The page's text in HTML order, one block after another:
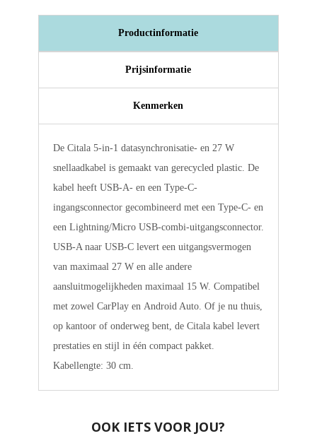
Productinformatie
Prijsinformatie
Kenmerken
De Citala 5-in-1 datasynchronisatie- en 27 W
snellaadkabel is gemaakt van gerecycled plastic. De
kabel heeft USB-A- en een Type-C-
ingangsconnector gecombineerd met een Type-C- en
een Lightning/Micro USB-combi-uitgangsconnector.
USB-A naar USB-C levert een uitgangsvermogen
van maximaal 27 W en alle andere
aansluitmogelijkheden maximaal 15 W. Compatibel
met zowel CarPlay en Android Auto. Of je nu thuis,
op kantoor of onderweg bent, de Citala kabel levert
prestaties en stijl in één compact pakket.
Kabellengte: 30 cm.
OOK IETS VOOR JOU?